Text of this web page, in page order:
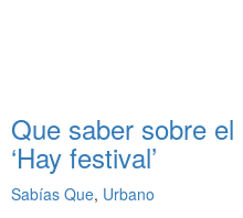
Que saber sobre el
‘Hay festival’
Sabías Que, Urbano